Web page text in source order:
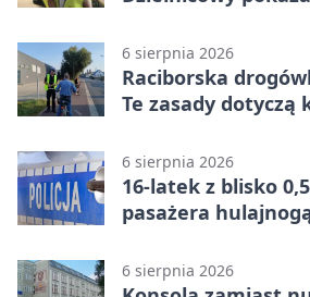
6 sierpnia 2026
Raciborska
Te zasady dotyczą
6 sierpnia 2026
16-latek z blisko
pasażera
6 sierpnia 2026